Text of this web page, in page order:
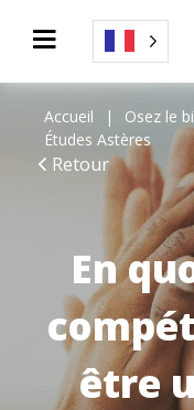
Retour
Accueil
Osez le
Études Astères
En
être